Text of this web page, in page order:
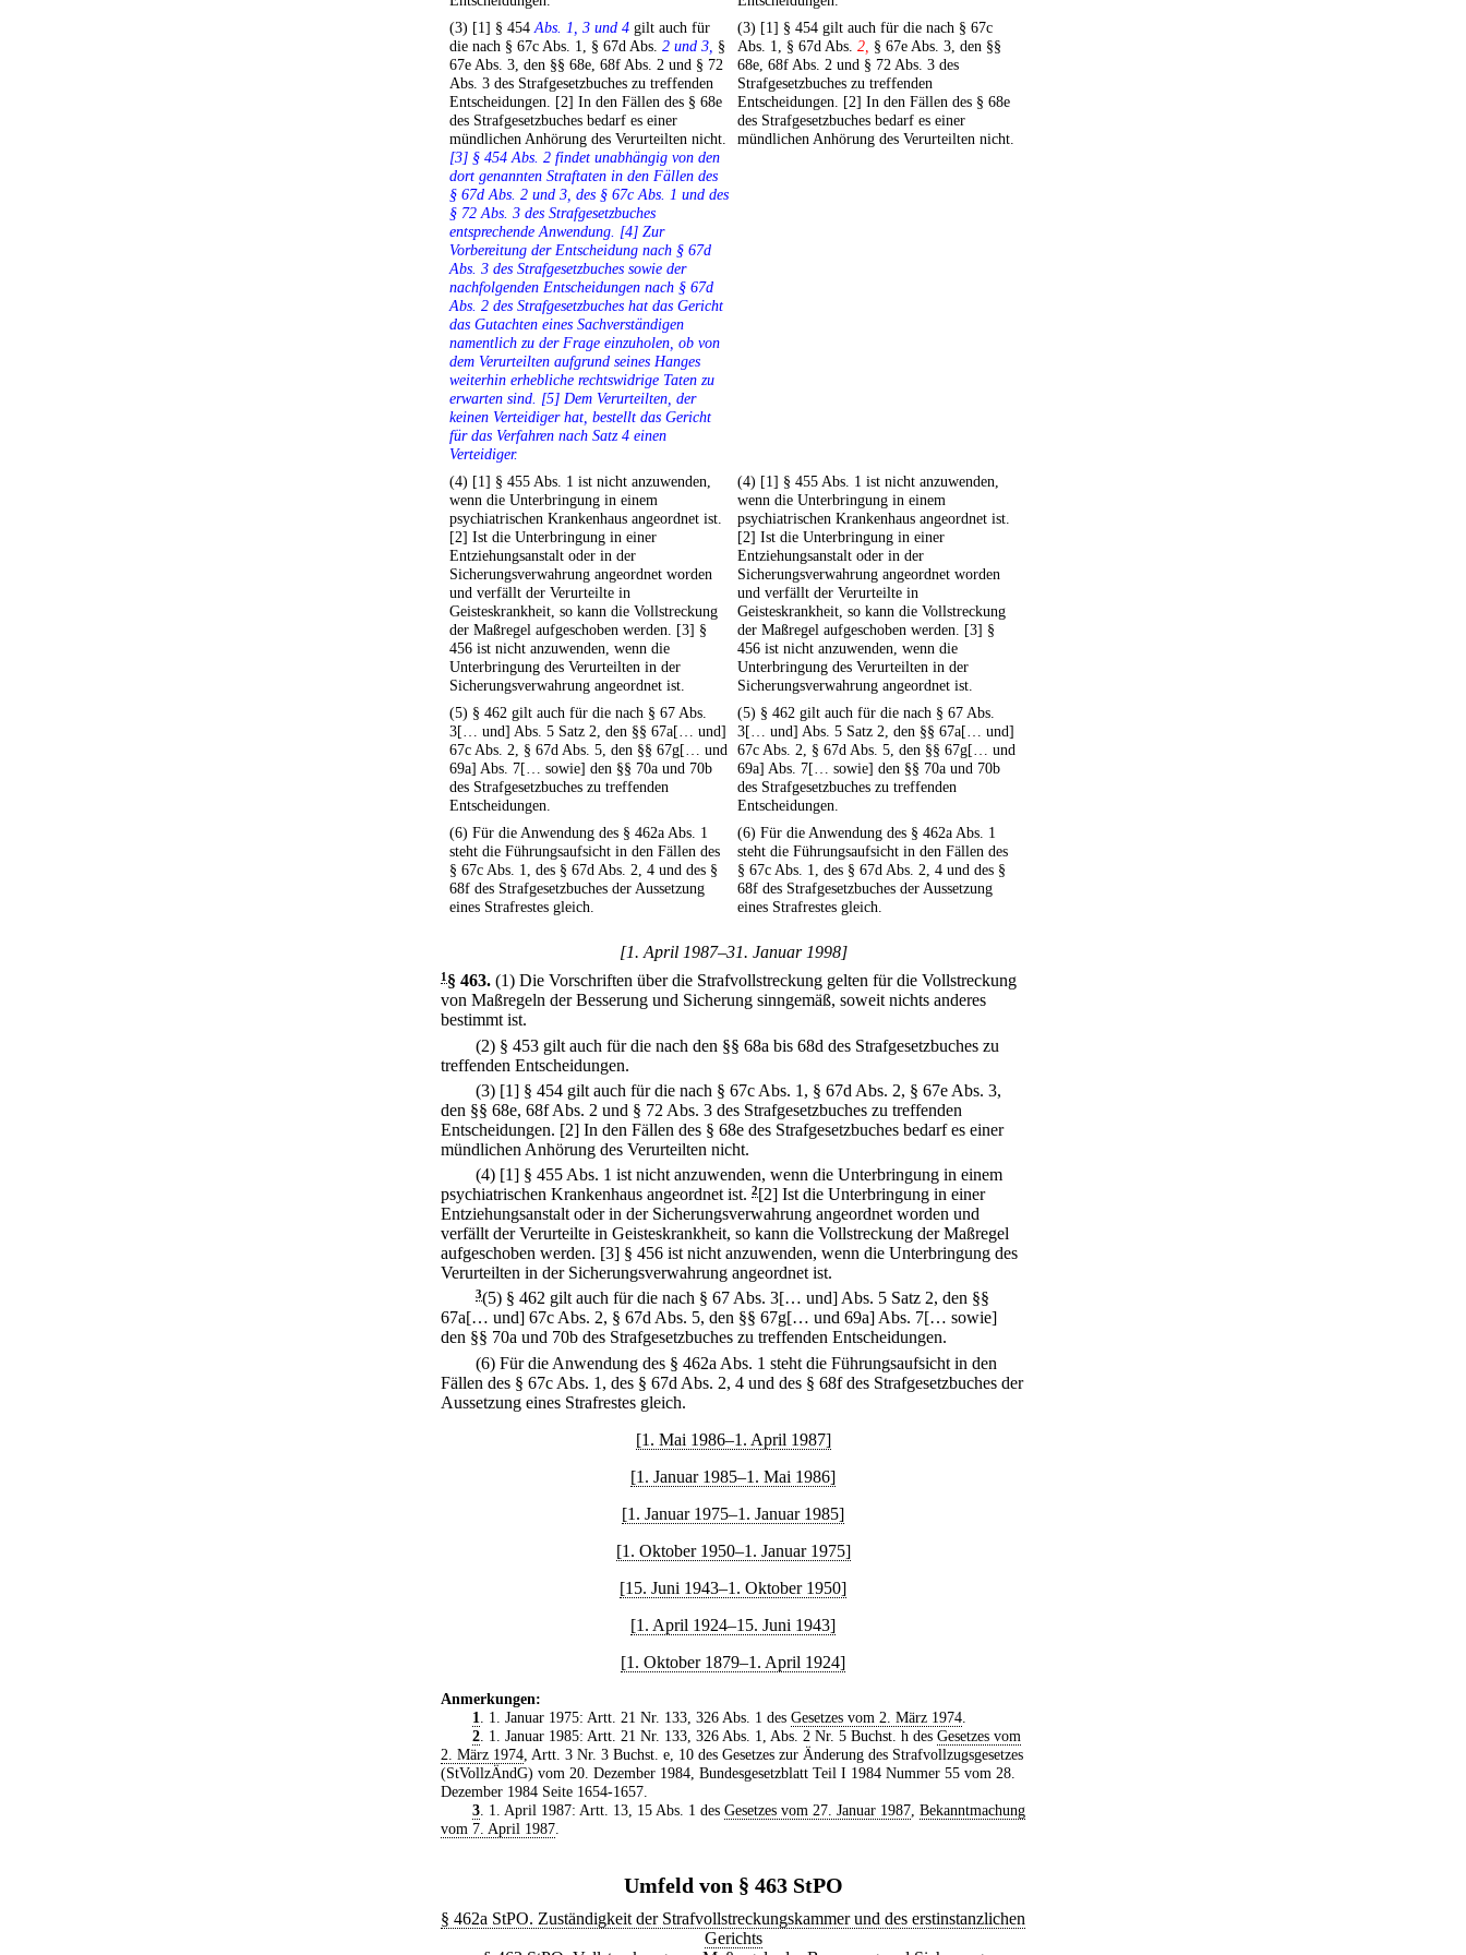
(3) [1] § 454Abs. 1, 3 und 4 gilt auch für
die nach § 67c Abs. 1, § 67d Abs. 2 und 3, §
67e Abs. 3, den §§ 68e, 68f Abs. 2 und § 72
Abs. 3 des Strafgesetzbuches zu treffenden
Entscheidungen. [2] In den Fällen des § 68e
des Strafgesetzbuches bedarf es einer
mündlichen Anhörung des Verurteilten nicht.
[3] § 454 Abs. 2 findet unabhängig von den
dort genannten Straftaten in den Fällen des
§ 67d Abs. 2 und 3, des § 67c Abs. 1 und des
§ 72 Abs. 3 des Strafgesetzbuches
entsprechende Anwendung. [4] Zur
Vorbereitung der Entscheidung nach § 67d
Abs. 3 des Strafgesetzbuches sowie der
nachfolgenden Entscheidungen nach § 67d
Abs. 2 des Strafgesetzbuches hat das Gericht
das Gutachten eines Sachverständigen
namentlich zu der Frage einzuholen, ob von
dem Verurteilten aufgrund seines Hanges
weiterhin erhebliche rechtswidrige Taten zu
erwarten sind. [5] Dem Verurteilten, der
keinen Verteidiger hat, bestellt das Gericht
für das Verfahren nach Satz 4 einen
Verteidiger.
(3) [1] § 454 gilt auch für die nach § 67c
Abs. 1, § 67d Abs. 2, § 67e Abs. 3, den §§
68e, 68f Abs. 2 und § 72 Abs. 3 des
Strafgesetzbuches zu treffenden
Entscheidungen. [2] In den Fällen des § 68e
des Strafgesetzbuches bedarf es einer
mündlichen Anhörung des Verurteilten nicht.
(4) [1] § 455 Abs. 1 ist nicht anzuwenden,
wenn die Unterbringung in einem
psychiatrischen Krankenhaus angeordnet ist.
[2] Ist die Unterbringung in einer
Entziehungsanstalt oder in der
Sicherungsverwahrung angeordnet worden
und verfällt der Verurteilte in
Geisteskrankheit, so kann die Vollstreckung
der Maßregel aufgeschoben werden. [3] §
456 ist nicht anzuwenden, wenn die
Unterbringung des Verurteilten in der
Sicherungsverwahrung angeordnet ist.
(4) [1] § 455 Abs. 1 ist nicht anzuwenden,
wenn die Unterbringung in einem
psychiatrischen Krankenhaus angeordnet ist.
[2] Ist die Unterbringung in einer
Entziehungsanstalt oder in der
Sicherungsverwahrung angeordnet worden
und verfällt der Verurteilte in
Geisteskrankheit, so kann die Vollstreckung
der Maßregel aufgeschoben werden. [3] §
456 ist nicht anzuwenden, wenn die
Unterbringung des Verurteilten in der
Sicherungsverwahrung angeordnet ist.
(5) § 462 gilt auch für die nach § 67 Abs.
3[… und] Abs. 5 Satz 2, den §§ 67a[… und]
67c Abs. 2, § 67d Abs. 5, den §§ 67g[… und
69a] Abs. 7[… sowie] den §§ 70a und 70b
des Strafgesetzbuches zu treffenden
Entscheidungen.
(5) § 462 gilt auch für die nach § 67 Abs.
3[… und] Abs. 5 Satz 2, den §§ 67a[… und]
67c Abs. 2, § 67d Abs. 5, den §§ 67g[… und
69a] Abs. 7[… sowie] den §§ 70a und 70b
des Strafgesetzbuches zu treffenden
Entscheidungen.
(6) Für die Anwendung des § 462a Abs. 1
steht die Führungsaufsicht in den Fällen des
§ 67c Abs. 1, des § 67d Abs. 2, 4 und des §
68f des Strafgesetzbuches der Aussetzung
eines Strafrestes gleich.
(6) Für die Anwendung des § 462a Abs. 1
steht die Führungsaufsicht in den Fällen des
§ 67c Abs. 1, des § 67d Abs. 2, 4 und des §
68f des Strafgesetzbuches der Aussetzung
eines Strafrestes gleich.
[1. April 1987–31. Januar 1998]
1§ 463. (1) Die Vorschriften über die Strafvollstreckung gelten für die Vollstreckung
von Maßregeln der Besserung und Sicherung sinngemäß, soweit nichts anderes
bestimmt ist.
(2) § 453 gilt auch für die nach den §§ 68a bis 68d des Strafgesetzbuches zu
treffenden Entscheidungen.
(3) [1] § 454 gilt auch für die nach § 67c Abs. 1, § 67d Abs. 2, § 67e Abs. 3,
den §§ 68e, 68f Abs. 2 und § 72 Abs. 3 des Strafgesetzbuches zu treffenden
Entscheidungen. [2] In den Fällen des § 68e des Strafgesetzbuches bedarf es einer
mündlichen Anhörung des Verurteilten nicht.
(4) [1] § 455 Abs. 1 ist nicht anzuwenden, wenn die Unterbringung in einem
psychiatrischen Krankenhaus angeordnet ist. 2[2] Ist die Unterbringung in einer
Entziehungsanstalt oder in der Sicherungsverwahrung angeordnet worden und
verfällt der Verurteilte in Geisteskrankheit, so kann die Vollstreckung der Maßregel
aufgeschoben werden. [3] § 456 ist nicht anzuwenden, wenn die Unterbringung des
Verurteilten in der Sicherungsverwahrung angeordnet ist.
3(5) § 462 gilt auch für die nach § 67 Abs. 3[… und] Abs. 5 Satz 2, den §§
67a[… und] 67c Abs. 2, § 67d Abs. 5, den §§ 67g[… und 69a] Abs. 7[… sowie]
den §§ 70a und 70b des Strafgesetzbuches zu treffenden Entscheidungen.
(6) Für die Anwendung des § 462a Abs. 1 steht die Führungsaufsicht in den
Fällen des § 67c Abs. 1, des § 67d Abs. 2, 4 und des § 68f des Strafgesetzbuches der
Aussetzung eines Strafrestes gleich.
[1. Mai 1986–1. April 1987]
[1. Januar 1985–1. Mai 1986]
[1. Januar 1975–1. Januar 1985]
[1. Oktober 1950–1. Januar 1975]
[15. Juni 1943–1. Oktober 1950]
[1. April 1924–15. Juni 1943]
[1. Oktober 1879–1. April 1924]
Anmerkungen:
1
. 1. Januar 1975: Artt. 21 Nr. 133, 326 Abs. 1 des Gesetzes vom 2. März 1974.
2. 1. Januar 1985: Artt. 21 Nr. 133, 326 Abs. 1, Abs. 2 Nr. 5 Buchst. h des Gesetzes vom
2. März 1974 , Artt. 3 Nr. 3 Buchst. e, 10 des Gesetzes zur Änderung des Strafvollzugsgesetzes
(StVollzÄndG) vom 20. Dezember 1984, Bundesgesetzblatt Teil I 1984 Nummer 55 vom 28.
Dezember 1984 Seite 1654-1657.
3. 1. April 1987: Artt. 13, 15 Abs. 1 des Gesetzes vom 27. Januar 1987, Bekanntmachung
vom 7. April 1987
Umfeld von § 463 StPO
§ 462a StPO. Zuständigkeit der Strafvollstreckungskammer und des erstinstanzlichen
Gerichts